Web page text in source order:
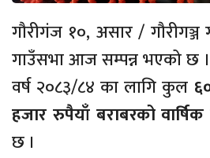
गौरीगंज १०, असार /
गाउँसभा आज सम्पन्न भएको छ
वर्ष २०८३/८४ का लागि कुल
हजार रुपैयाँ बराबरको
छ ।